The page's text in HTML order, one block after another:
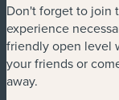
Don't forget to join
experience
friendly open level
your friends or
away.